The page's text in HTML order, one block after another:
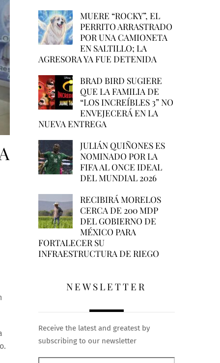
MUERE “ROCKY”, EL
PERRITO ARRASTRADO
POR UNA CAMIONETA
EN SALTILLO; LA
AGRESORA YA FUE DETENIDA
BRAD BIRD SUGIERE
QUE LA FAMILIA DE
“LOS INCREÍBLES 3” NO
ENVEJECERÁ EN LA
NUEVA ENTREGA
JULIÁN QUIÑONES ES
NOMINADO POR LA
FIFA AL ONCE IDEAL
DEL MUNDIAL 2026
RECIBIRÁ MORELOS
CERCA DE 200 MDP
DEL GOBIERNO DE
MÉXICO PARA
FORTALECER SU
INFRAESTRUCTURA DE RIEGO
NEWSLETTER
Receive the latest and greatest by
subscribing to our newsletter